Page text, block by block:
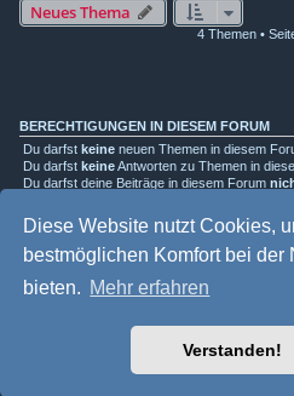
Diese Website nutzt Cookies,
bestmöglichen Komfort bei der
bieten. Mehr erfahren
Verstanden!
Neues Thema
4 Themen •
BERECHTIGUNGEN IN DIESEM FORUM
Du darfst keine neuen Themen in diesem
Du darfst keineAntworten zu Themen in
Du darfst deine Beiträge in diesem Forum
Du darfst keine Dateianhänge in diesem
Foren-Übersicht Alle
Powered byphpBB
Style: Multi Design by
phpBB Two Factor
Datenschutz|